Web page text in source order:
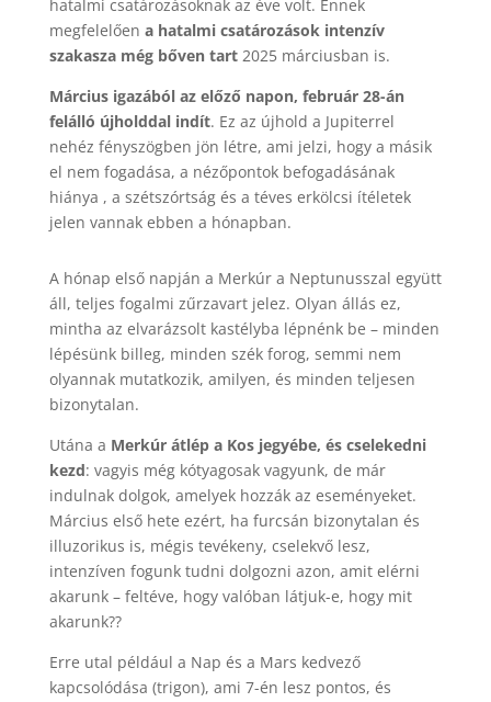
hatalmi csatározásoknak az éve volt. Ennek
megfelelően a hatalmi csatározások intenzív
szakasza még bőven tart2025 márciusban is.
Március igazából az előző napon, február 28-án
felálló újholddal indít. Ez az újhold a Jupiterrel
nehéz fényszögben jön létre, ami jelzi, hogy a másik
el nem fogadása, a nézőpontok befogadásának
hiánya , a szétszórtság és a téves erkölcsi ítéletek
jelen vannak ebben a hónapban.
A hónap első napján a Merkúr a Neptunusszal együtt
áll, teljes fogalmi zűrzavart jelez. Olyan állás ez,
mintha az elvarázsolt kastélyba lépnénk be – minden
lépésünk billeg, minden szék forog, semmi nem
olyannak mutatkozik, amilyen, és minden teljesen
bizonytalan.
Utána a Merkúr átlép a Kos jegyébe, és cselekedni
kezd: vagyis még kótyagosak vagyunk, de már
indulnak dolgok, amelyek hozzák az eseményeket.
Március első hete ezért, ha furcsán bizonytalan és
illuzorikus is, mégis tevékeny, cselekvő lesz,
intenzíven fogunk tudni dolgozni azon, amit elérni
akarunk – feltéve, hogy valóban látjuk-e, hogy mit
akarunk??
Erre utal például a Nap és a Mars kedvező
kapcsolódása (trigon), ami 7-én lesz pontos, és